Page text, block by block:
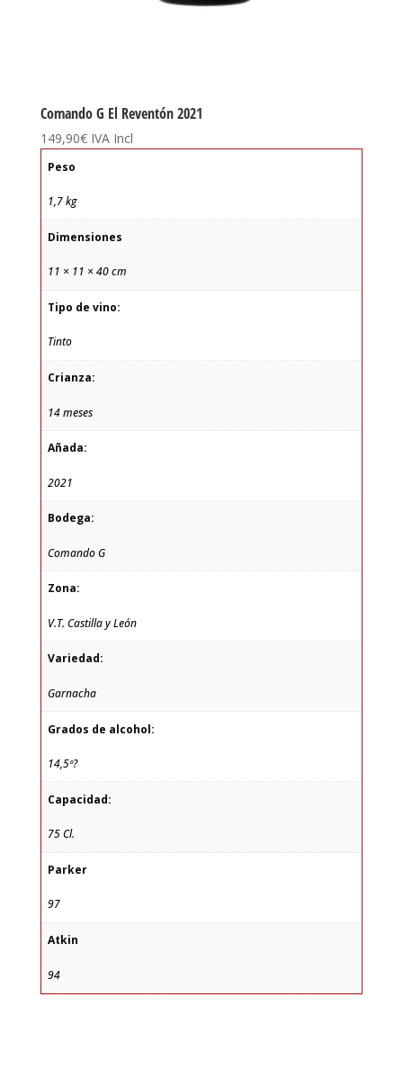
Comando G El Reventón 2021
149,90€ IVA Incl
Peso
1,7 kg
Dimensiones
11 × 11 × 40 cm
Tipo de vino:
Tinto
Crianza:
14 meses
Añada:
2021
Bodega:
Comando G
Zona:
V.T. Castilla y León
Variedad:
Garnacha
Grados de alcohol:
14,5º?
Capacidad:
75 Cl.
Parker
97
Atkin
94